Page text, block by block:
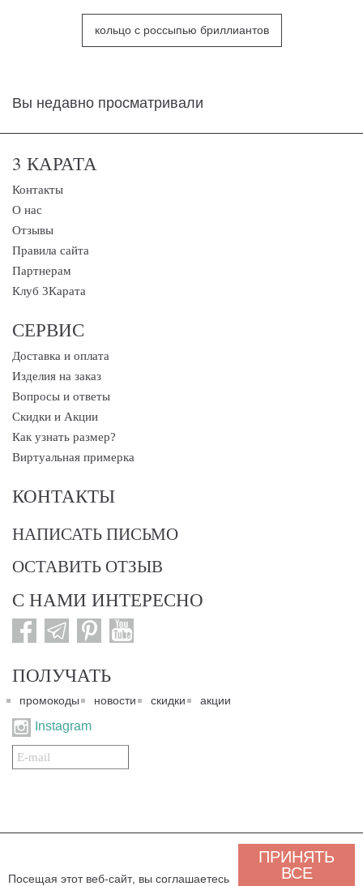
кольцо с россыпью бриллиантов
Вы недавно просматривали
3 КАРАТА
Контакты
О нас
Отзывы
Правила сайта
Партнерам
Клуб 3Карата
СЕРВИС
Доставка и оплата
Изделия на заказ
Вопросы и ответы
Скидки и Акции
Как узнать размер?
Виртуальная примерка
КОНТАКТЫ
НАПИСАТЬ ПИСЬМО
ОСТАВИТЬ ОТЗЫВ
С НАМИ ИНТЕРЕСНО
ПОЛУЧАТЬ
промокоды новости скидки акции
Instagram
Подписаться
на
собственностью "3 Карата ТМ" и охраняются Законом об авторском праве действующего
законодательства государства Украина. Этот сайт и его контент может использоваться
сторонними лицами и организациями только для некоммерческих целей. Любая загрузка,
Посещая этот веб-сайт, вы соглашаетесь
ПРИНЯТЬ
ВСЕ